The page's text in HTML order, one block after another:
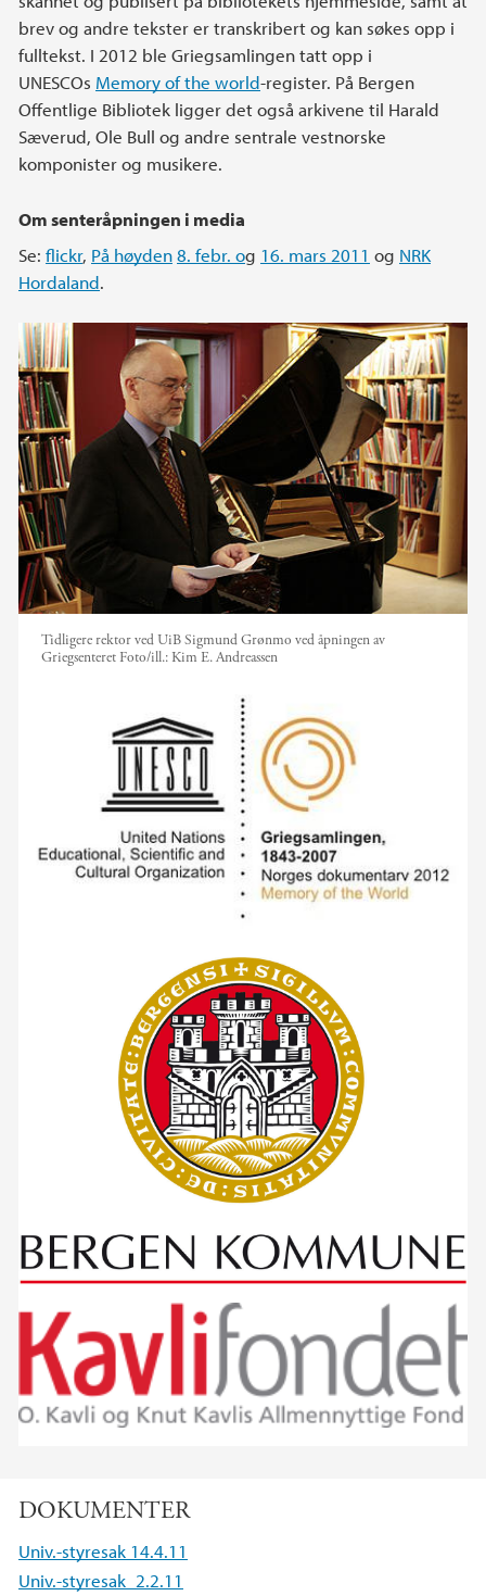
brev og andre tekster er transkribert og kan søkes opp i
fulltekst. I 2012 ble Griegsamlingen tatt opp i
UNESCOs Memory of the world-register. På Bergen
Offentlige Bibliotek ligger det også arkivene til Harald
Sæverud, Ole Bull og andre sentrale vestnorske
komponister og musikere.
Om senteråpningen i media
Se: flickr, På høyden8. febr. og 16. mars 2011 og NRK
Hordaland.
Tidligere rektor ved UiB Sigmund Grønmo ved åpningen av
Griegsenteret Foto/ill.: Kim E. Andreassen
DOKUMENTER
Univ.-styresak 14.4.11
Univ.-styresak_2.2.11